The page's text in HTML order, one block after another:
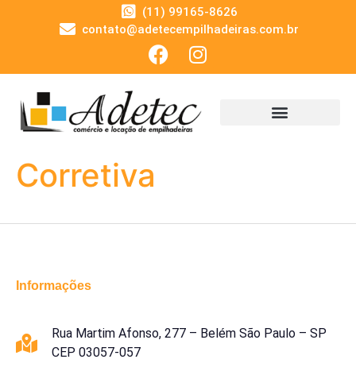
(11) 99165-8626
contato@adetecempilhadeiras.com.br
Corretiva
Informações
Rua Martim Afonso, 277 – Belém São Paulo – SP
CEP 03057-057